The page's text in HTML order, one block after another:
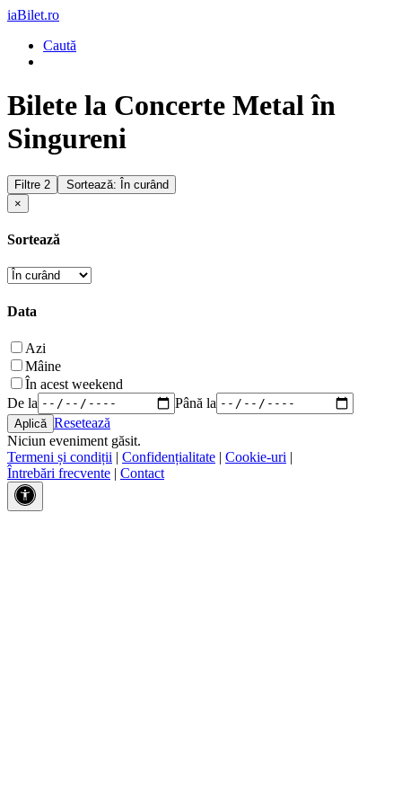
iaBilet.ro
Caută
Bilete la Concerte Metal în
Singureni
Filtre 2
Sortează: În curând
×
Sortează
Data
Azi
Mâine
În acest weekend
De la
Până la
Resetează
Niciun eveniment găsit.
Termeni și condiții | Confidențialitate | Cookie-uri |
Întrebări frecvente | Contact